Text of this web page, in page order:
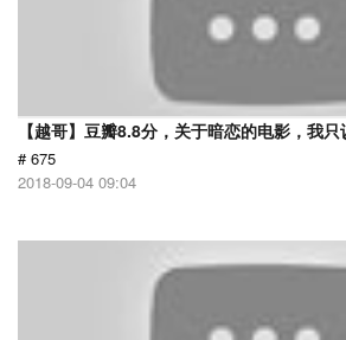
【越哥】豆瓣8.8分，关于暗恋的电影，我只
# 675
2018-09-04 09:04